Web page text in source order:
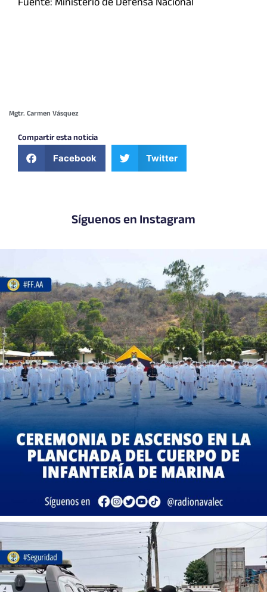
Mgtr. Carmen Vásquez
Compartir esta noticia
Facebook Twitter
Síguenos en Instagram